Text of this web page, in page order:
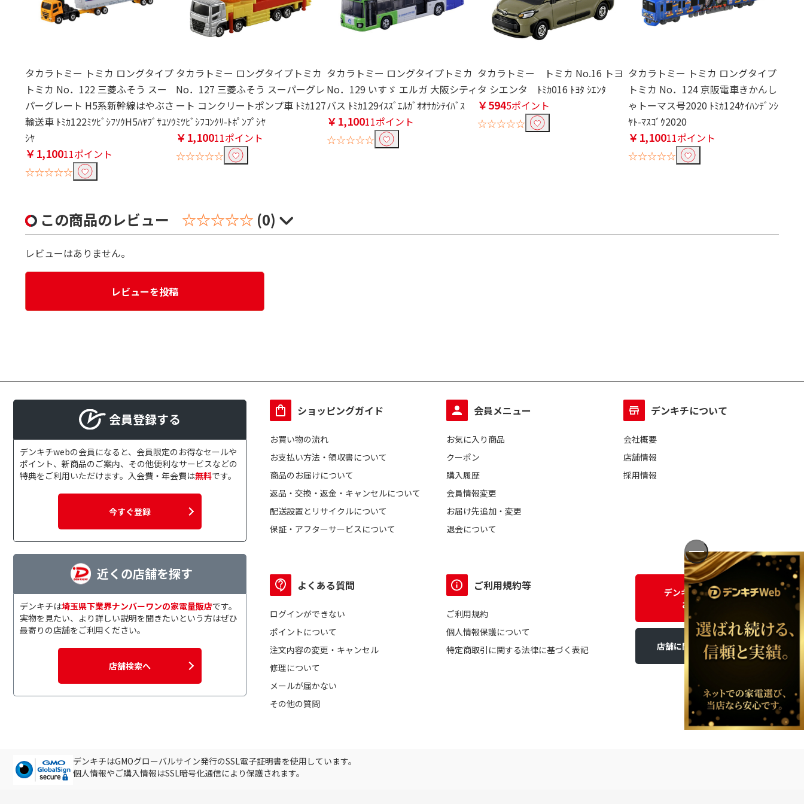
タカラトミー トミカ ロングタイプ
トミカ No．122 三菱ふそう スー
パーグレート H5系新幹線はやぶさ
輸送車 ﾄﾐｶ122ﾐﾂﾋﾞｼﾌｿｳH5ﾊﾔﾌﾞｻﾕｿｳ
ｼﾔ
￥1,10011ポイント
☆☆☆☆☆
タカラトミー ロングタイプトミカ
No．127 三菱ふそう スーパーグレ
ート コンクリートポンプ車 ﾄﾐｶ127
ﾐﾂﾋﾞｼﾌｺﾝｸﾘ-ﾄﾎﾟﾝﾌﾟｼﾔ
￥1,10011ポイント
☆☆☆☆☆
タカラトミー ロングタイプトミカ
No．129 いすゞ エルガ 大阪シティ
バス ﾄﾐｶ129ｲｽｽﾞｴﾙｶﾞｵｵｻｶｼﾃｲﾊﾞｽ
￥1,10011ポイント
☆☆☆☆☆
タカラトミー トミカ No.16 トヨ
タ シエンタ ﾄﾐｶ016 ﾄﾖﾀ ｼｴﾝﾀ
￥5945ポイント
☆☆☆☆☆
タカラトミー トミカ ロングタイプ
トミカ No．124 京阪電車きかんし
ゃトーマス号2020 ﾄﾐｶ124ｹｲﾊﾝﾃﾞﾝｼ
ﾔﾄ-ﾏｽｺﾞｳ2020
￥1,10011ポイント
☆☆☆☆☆
この商品のレビュー ☆☆☆☆☆ (0)
レビューはありません。
レビューを投稿
会員登録する
デンキチwebの会員になると、会員限定のお得なセールや
ポイント、新商品のご案内、その他便利なサービスなどの
特典をご利用いただけます。入会費・年会費は無料です。
今すぐ登録
近くの店舗を探す
デンキチは埼玉県下業界ナンバーワンの家電量販店です。
実物を見たい、より詳しい説明を聞きたいという方はぜひ
最寄りの店舗をご利用ください。
店舗検索へ
ショッピングガイド
お買い物の流れ
お支払い方法・領収書について
商品のお届けについて
返品・交換・返金・キャンセルについて
配送設置とリサイクルについて
保証・アフターサービスについて
会員メニュー
お気に入り商品
クーポン
購入履歴
会員情報変更
お届け先追加・変更
退会について
デンキチについて
会社概要
店舗情報
採用情報
よくある質問
ログインができない
ポイントについて
注文内容の変更・キャンセル
修理について
メールが届かない
その他の質問
ご利用規約等
ご利用規約
個人情報保護について
特定商取引に関する法律に基づく表記
デンキチWEBに関する
お問い合わせ
店舗に関するお問い合わせ
デンキチはGMOグローバルサイン発行のSSL電子証明書を使用しています。
個人情報やご購入情報はSSL暗号化通信により保護されます。